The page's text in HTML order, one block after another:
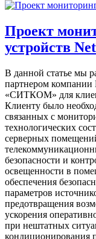
Проект
устройств
В данной статье мы
партнером
«СИТКОМ» для
Клиенту было
связанных с
технологических
серверных
безопасности и
освещенности в
обеспечения
параметров
предотвращения
ускорения
при нештатных
кондиционирования